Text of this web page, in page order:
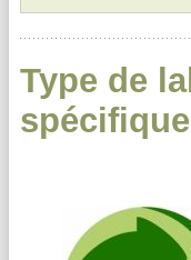
Type de
spécifique